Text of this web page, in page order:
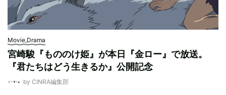
Movie,Drama
宮崎駿『もののけ姫』が本日『金ロー』で放送。
『君たちはどう生きるか』公開記念
by CINRA編集部